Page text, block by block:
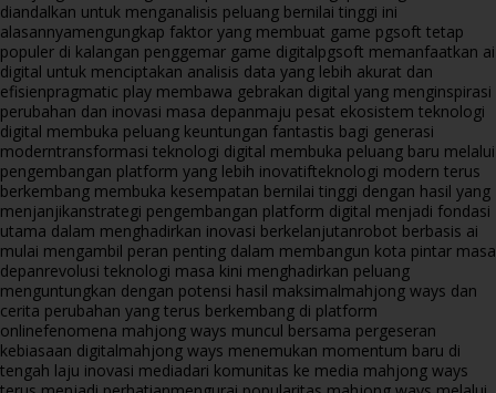
diandalkan untuk menganalisis peluang bernilai tinggi ini
alasannyamengungkap faktor yang membuat game pgsoft tetap
populer di kalangan penggemar game digitalpgsoft memanfaatkan ai
digital untuk menciptakan analisis data yang lebih akurat dan
efisienpragmatic play membawa gebrakan digital yang menginspirasi
perubahan dan inovasi masa depanmaju pesat ekosistem teknologi
digital membuka peluang keuntungan fantastis bagi generasi
moderntransformasi teknologi digital membuka peluang baru melalui
pengembangan platform yang lebih inovatifteknologi modern terus
berkembang membuka kesempatan bernilai tinggi dengan hasil yang
menjanjikanstrategi pengembangan platform digital menjadi fondasi
utama dalam menghadirkan inovasi berkelanjutanrobot berbasis ai
mulai mengambil peran penting dalam membangun kota pintar masa
depanrevolusi teknologi masa kini menghadirkan peluang
menguntungkan dengan potensi hasil maksimalmahjong ways dan
cerita perubahan yang terus berkembang di platform
onlinefenomena mahjong ways muncul bersama pergeseran
kebiasaan digitalmahjong ways menemukan momentum baru di
tengah laju inovasi mediadari komunitas ke media mahjong ways